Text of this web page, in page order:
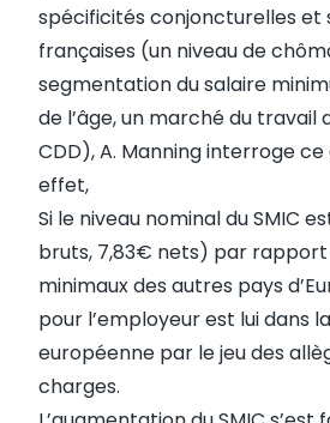
spécificités conjoncturelles et
françaises (un niveau de
segmentation du salaire
de l’âge, un marché du travail
CDD), A. Manning interroge ce
effet,
Si le niveau nominal du SMIC
bruts, 7,83€ nets) par rapport
minimaux des autres pays
pour l’employeur est lui dans
européenne par le jeu des
charges.